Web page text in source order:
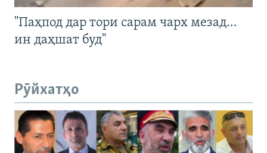
"Паҳпод дар тори сарам чарх мезад…
ин даҳшат буд"
Рӯйхатҳо